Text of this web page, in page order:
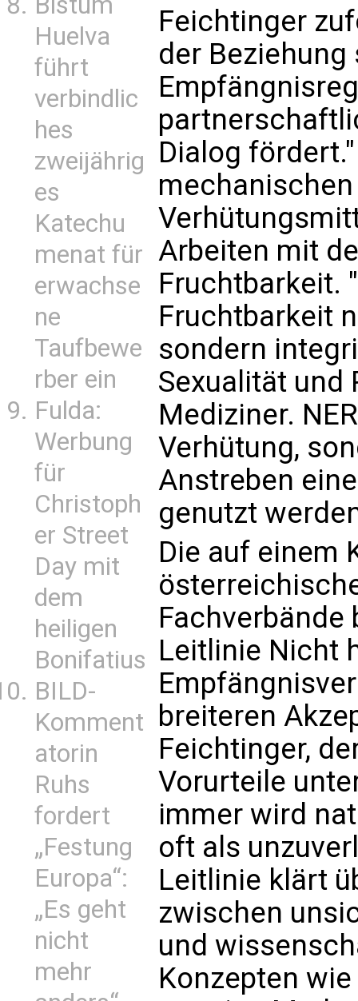
Huelva
führt
verbindlic
hes
zweijährig
es
Katechu
menat für
erwachse
ne
Taufbewe
rber ein
Fulda:
Werbung
für
Christoph
er Street
Day mit
dem
heiligen
Bonifatius
BILD-
Komment
atorin
Ruhs
fordert
„Festung
Europa“:
„Es geht
nicht
mehr
Feichtinger
der
Dialog
Arbeiten mit
Fruchtbarkeit.
Fruchtbarkeit
sondern
Sexualität und
Mediziner.
Verhütung,
Anstreben
genutzt
Die auf einem
Fachverbände
Leitlinie Nicht
breiteren
Feichtinger,
Vorurteile
immer wird
oft als
Leitlinie klärt
zwischen
und
Konzepten